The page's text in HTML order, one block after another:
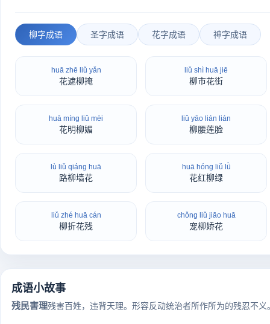
柳字成语 圣字成语 花字成语 神字成语
huā zhē liǔ yǎn
花遮柳掩
liǔ shì huā jiē
柳市花街
huā míng liǔ mèi
花明柳媚
liǔ yāo lián lián
柳腰莲脸
lù liǔ qiáng huā
路柳墙花
huā hóng liǔ lǜ
花红柳绿
liǔ zhé huā cán
柳折花残
chǒng liǔ jiāo huā
宠柳娇花
成语小故事
残民害理残害百姓，违背天理。形容反动统治者所作所为的残忍不义